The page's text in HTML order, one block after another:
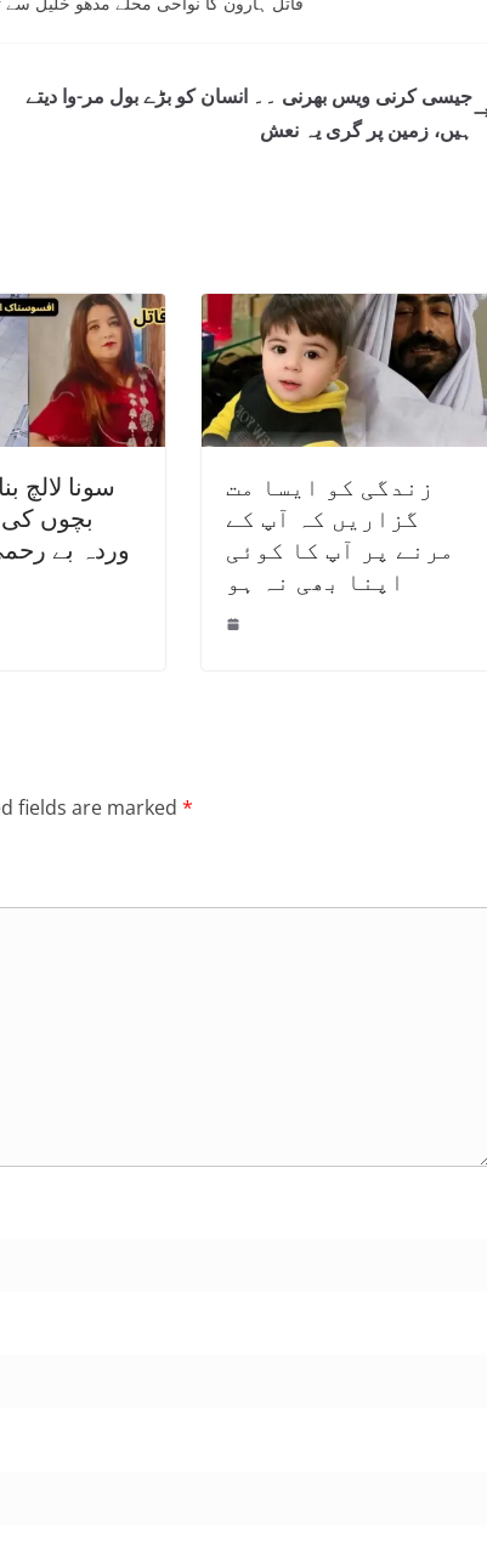
جیسی کرنی ویس بھرنی ۔۔ انسان کو بڑے بول مر-وا دیتے
ہیں، زمین پر گری یہ نعش
سونا لالچ
بچوں کی
وردہ بے
زندگی کو ایسا مت
گزاریں کہ آپ کے
مرنے پر آپ کا کوئی
اپنا بھی نہ ہو
fields are marked *